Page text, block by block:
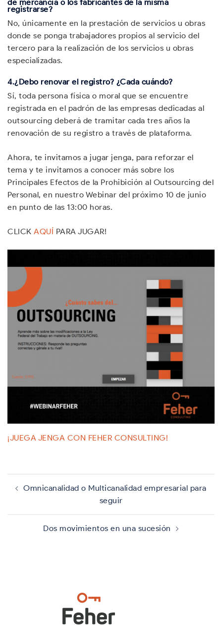
de mercancía o los fabricantes de la misma
registrarse?
No, únicamente en la prestación de servicios u obras
donde se ponga trabajadores propios al servicio del
tercero para la realización de los servicios u obras
especializadas.
4.¿Debo renovar el registro? ¿Cada cuándo?
Sí, toda persona física o moral que se encuentre
registrada en el padrón de las empresas dedicadas al
outsourcing deberá de tramitar cada tres años la
renovación de su registro a través de plataforma.
Ahora, te invitamos a jugar jenga, para reforzar el
tema y te invitamos a conocer más sobre los
Principales Efectos de la Prohibición al Outsourcing del
Personal, en nuestro Webinar del próximo 10 de junio
en punto de las 13:00 horas.
CLICK AQUÍ PARA JUGAR!
¡JUEGA JENGA CON FEHER CONSULTING!
Navegación
de Omnicanalidad o Multicanalidad empresarial para
seguir
Dos movimientos en una sucesión